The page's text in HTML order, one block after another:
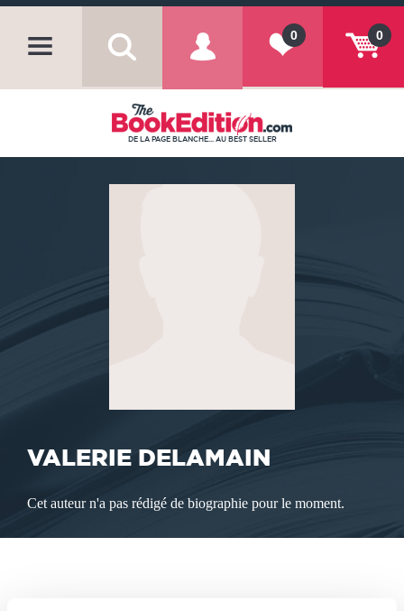
0
0
DE LA PAGE BLANCHE... AU BEST SELLER
VALERIE DELAMAIN
Cet auteur n'a pas rédigé de biographie pour le moment.